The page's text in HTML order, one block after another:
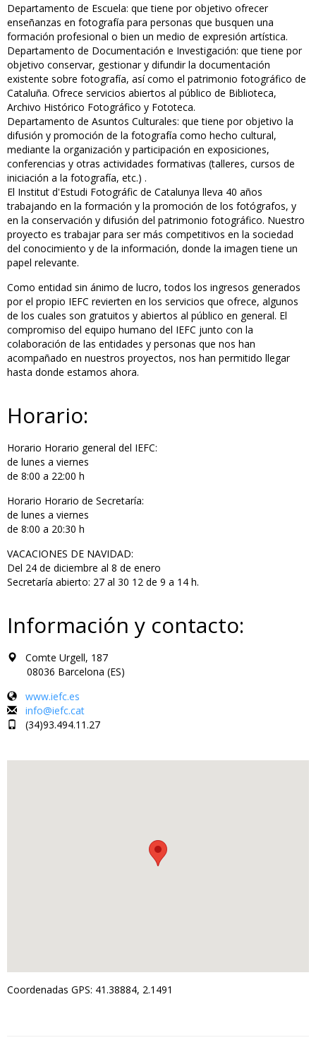
Departamento de Escuela: que tiene por objetivo ofrecer
enseñanzas en fotografía para personas que busquen una
formación profesional o bien un medio de expresión artística.
Departamento de Documentación e Investigación: que tiene por
objetivo conservar, gestionar y difundir la documentación
existente sobre fotografía, así como el patrimonio fotográfico de
Cataluña. Ofrece servicios abiertos al público de Biblioteca,
Archivo Histórico Fotográfico y Fototeca.
Departamento de Asuntos Culturales: que tiene por objetivo la
difusión y promoción de la fotografía como hecho cultural,
mediante la organización y participación en exposiciones,
conferencias y otras actividades formativas (talleres, cursos de
iniciación a la fotografía, etc.) .
El Institut d'Estudi Fotográfic de Catalunya lleva 40 años
trabajando en la formación y la promoción de los fotógrafos, y
en la conservación y difusión del patrimonio fotográfico. Nuestro
proyecto es trabajar para ser más competitivos en la sociedad
del conocimiento y de la información, donde la imagen tiene un
papel relevante.
Como entidad sin ánimo de lucro, todos los ingresos generados
por el propio IEFC revierten en los servicios que ofrece, algunos
de los cuales son gratuitos y abiertos al público en general. El
compromiso del equipo humano del IEFC junto con la
colaboración de las entidades y personas que nos han
acompañado en nuestros proyectos, nos han permitido llegar
hasta donde estamos ahora.
Horario:
Horario Horario general del IEFC:
de lunes a viernes
de 8:00 a 22:00 h
Horario Horario de Secretaría:
de lunes a viernes
de 8:00 a 20:30 h
VACACIONES DE NAVIDAD:
Del 24 de diciembre al 8 de enero
Secretaría abierto: 27 al 30 12 de 9 a 14 h.
Información y contacto:
Comte Urgell, 187
08036 Barcelona (ES)
www.iefc.es
info@iefc.cat
(34)93.494.11.27
Coordenadas GPS: 41.38884, 2.1491